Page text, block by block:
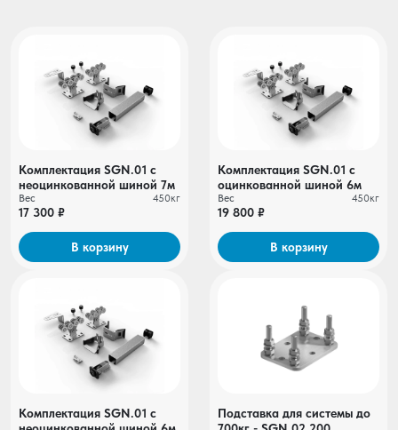
Комплектация SGN.01 с
неоцинкованной шиной 7м
Вес 450кг
17 300 ₽
В корзину
Комплектация SGN.01 c
оцинкованной шиной 6м
Вес 450кг
19 800 ₽
В корзину
Комплектация SGN.01 с
Подставка для системы до